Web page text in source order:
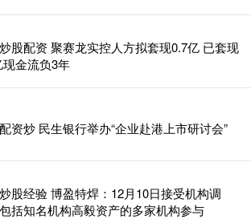
股配资 聚赛龙实控人方拟套现0.7亿 已套现
现金流负3年
资炒 民生银行举办“企业赴港上市研讨会”
股经验 博盈特焊：12月10日接受机构调
括知名机构高毅资产的多家机构参与